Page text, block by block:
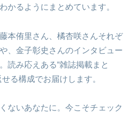
かるようにまとめています。
本侑里さん、橘杏咲さんそれぞ
、金子彰史さんのインタビュー
読み応えある“雑誌掲載まと
る構成でお届けします。
ないあなたに。今こそチェック